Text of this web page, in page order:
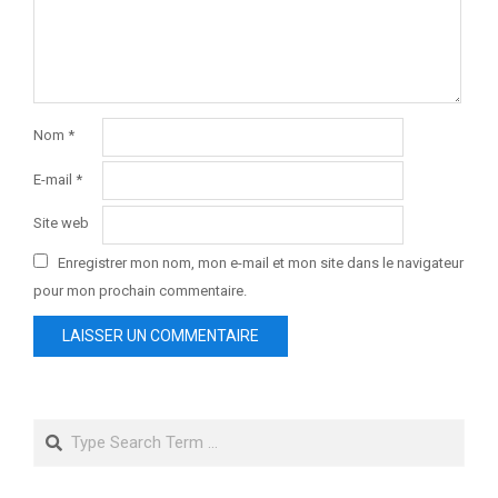
Nom *
E-mail *
Site web
Enregistrer mon nom, mon e-mail et mon site dans le navigateur
pour mon prochain commentaire.
Search